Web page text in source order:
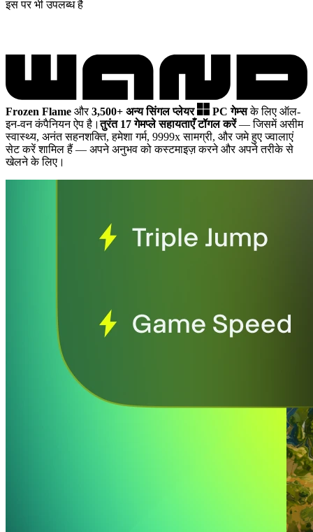
इस पर भी उपलब्ध है
Frozen Flame और3,500+ अन्य सिंगल प्लेयर PC गेम्सके लिए ऑल-
इन-वन कंपैनियन ऐप है।तुरंत 17 गेमप्ले सहायताएँ टॉगल करें— जिसमें असीम
स्वास्थ्य, अनंत सहनशक्ति, हमेशा गर्म, 9999x सामग्री, और जमे हुए ज्वालाएं
सेट करें शामिल हैं — अपने अनुभव को कस्टमाइज़ करने और अपने तरीके से
खेलने के लिए।